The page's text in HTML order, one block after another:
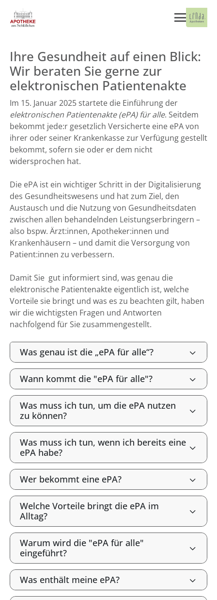
Ihre Gesundheit auf einen Blick:
Wir beraten Sie gerne zur
elektronischen Patientenakte
Im 15. Januar 2025 startete die Einführung der
elektronischen Patientenakte (ePA) für alle. Seitdem
bekommt jede:r gesetzlich Versicherte eine ePA von
ihrer oder seiner Krankenkasse zur Verfügung gestellt
bekommt, sofern sie oder er dem nicht
widersprochen hat.
Die ePA ist ein wichtiger Schritt in der Digitalisierung
des Gesundheitswesens und hat zum Ziel, den
Austausch und die Nutzung von Gesundheitsdaten
zwischen allen behandelnden Leistungserbringern –
also bspw. Ärzt:innen, Apotheker:innen und
Krankenhäusern – und damit die Versorgung von
Patient:innen zu verbessern.
Damit Sie gut informiert sind, was genau die
elektronische Patientenakte eigentlich ist, welche
Vorteile sie bringt und was es zu beachten gilt, haben
wir die wichtigsten Fragen und Antworten
nachfolgend für Sie zusammengestellt.
Was genau ist die „ePA für alle“?
Wann kommt die "ePA für alle"?
Was muss ich tun, um die ePA nutzen
zu können?
Was muss ich tun, wenn ich bereits eine
ePA habe?
Wer bekommt eine ePA?
Welche Vorteile bringt die ePA im
Alltag?
Warum wird die "ePA für alle"
eingeführt?
Was enthält meine ePA?